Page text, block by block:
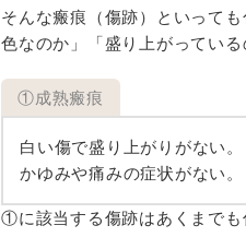
そんな瘢痕（傷跡）といって
色なのか」「盛り上がってい
①成熟瘢痕
白い傷で盛り上がりがない。
かゆみや痛みの症状がない。
①に該当する傷跡はあくまでも